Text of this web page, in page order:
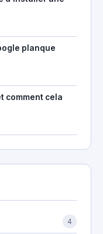
planque
comment cela
4